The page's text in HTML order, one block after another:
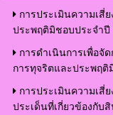
การประเมินความเสี่
ประพฤติมิชอบประจำปี
การดำเนินการเพื่อจัด
การทุจริตและประพฤติ
การประเมินความเสี่
ประเด็นที่เกี่ยวข้องกับ